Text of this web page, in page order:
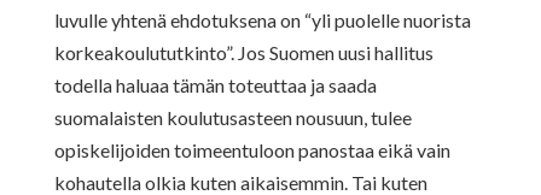
luvulle yhtenä ehdotuksena on “yli puolelle nuorista
korkeakoulututkinto”. Jos Suomen uusi hallitus
todella haluaa tämän toteuttaa ja saada
suomalaisten koulutusasteen nousuun, tulee
opiskelijoiden toimeentuloon panostaa eikä vain
kohautella olkia kuten aikaisemmin. Tai kuten